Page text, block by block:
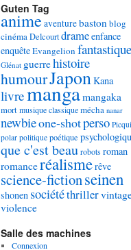
Guten Tag
animeaventurebaston blog
cinémaDelcourtdrameenfance
enquêteEvangelion fantastique
Glénat guerrehistoire
humourJapon Kana
livremangamangaka
mortmusique classiquemécha nanar
newbieone-shotperso
polar politique poétique
que c'est beaurobotsroman
romanceréalismerêve
science-fictionseinen
shonen sociététhriller
violence
Salle des machines
Connexion